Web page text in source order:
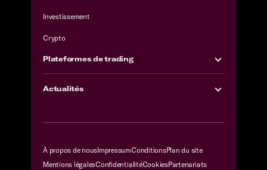
Investissement
Crypto
Plateformes de trading
Actualités
À propos de nousImpressumConditionsPlan du site
Mentions légalesConfidentialitéCookiesPartenariats